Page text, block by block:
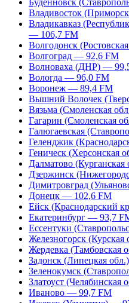
Буденновск
Владивосток
Владикавказ
— 106,7 FM
Волгодонск
Волгоград — 92,6 FM
Волноваха (ДНР) —
Вологда — 96,0 FM
Воронеж — 89,4 FM
Вышний Волочек
Вязьма (Смоленская
Гагарин (Смоленская
Галюгаевская
Геленджик
Геническ (Херсонская
Далматово
Дзержинск
Димитровград
Донецк — 102,6 FM
Ейск (Краснодарский
Екатеринбург — 93,7
Ессентуки
Железногорск
Жердевка (Тамбовская
Задонск (Липецкая
Зеленокумск
Златоуст
Иваново — 99,7 FM